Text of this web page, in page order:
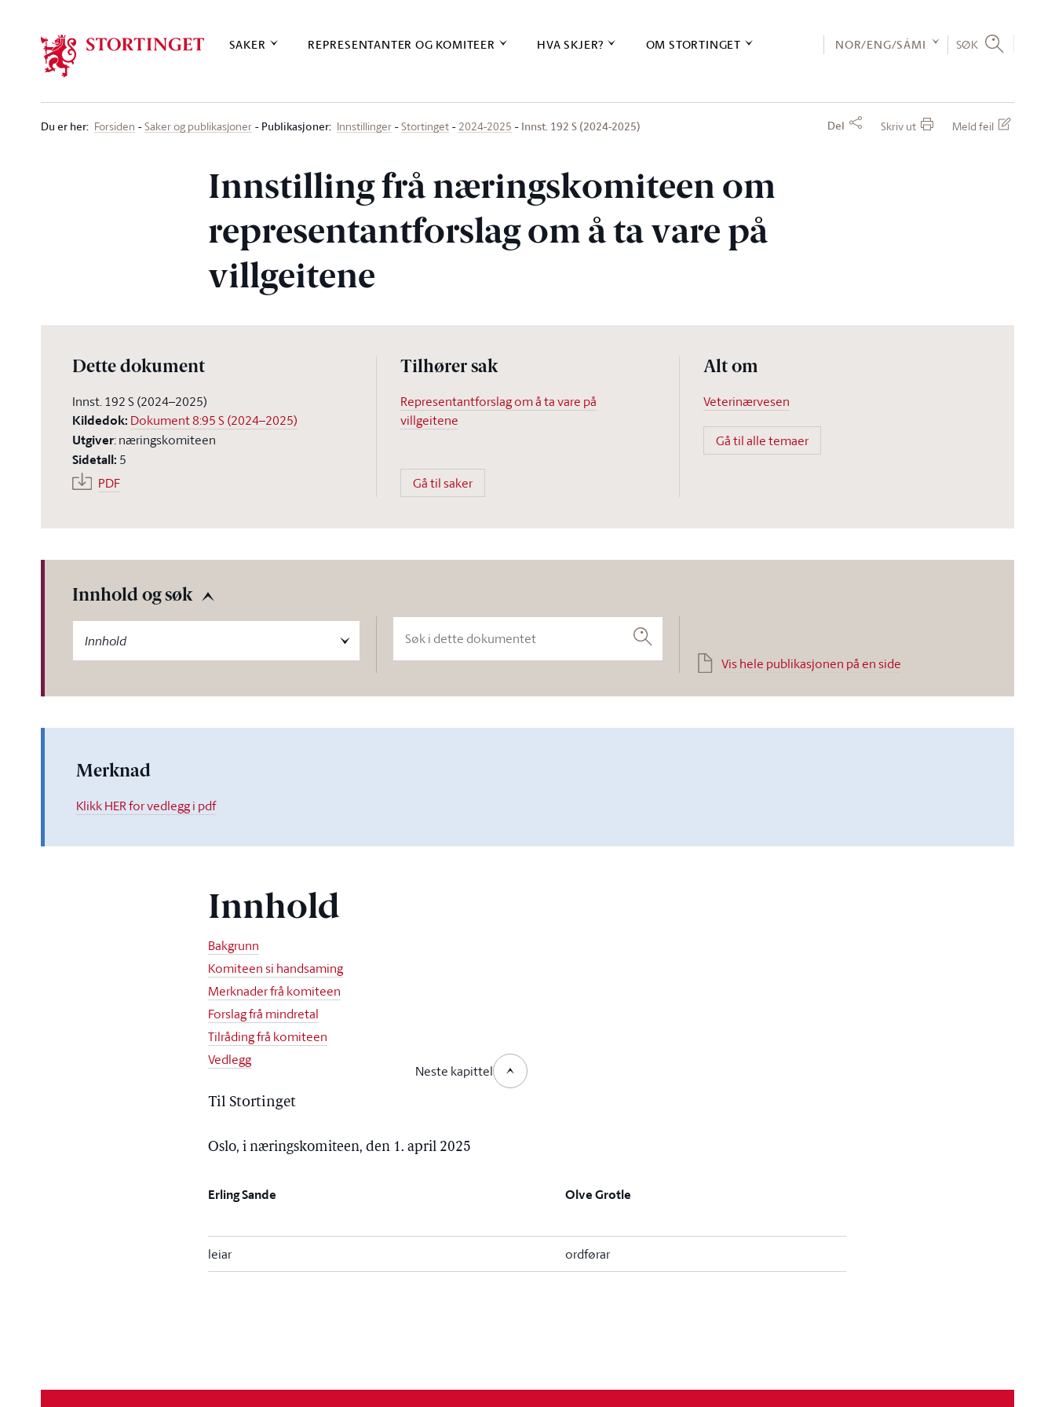
SAKER REPRESENTANTER OG KOMITEER HVA SKJER? OM STORTINGET NOR/ENG/SÁMI SØK
Du er her: Forsiden Saker og publikasjoner Publikasjoner: Innstillinger Stortinget 2024-2025 Innst. 192 S (2024-2025) Del Skriv ut Meld feil
Innstilling frå næringskomiteen om
representantforslag om å ta vare på
villgeitene
Dette dokument
Innst. 192 S (2024–2025)
Kildedok: Dokument 8:95 S (2024–2025)
Utgiver:næringskomiteen
Sidetall: 5
PDF
Tilhører sak
Representantforslag om å ta vare på
villgeitene
Gå til saker
Alt om
Veterinærvesen
Gå til alle temaer
Innhold og søk
Innhold Søk
Vis hele publikasjonen på en side
Merknad
Klikk HER for vedlegg i pdf
Innhold
Bakgrunn
Komiteen si handsaming
Merknader frå komiteen
Forslag frå mindretal
Tilråding frå komiteen
Vedlegg
Neste kapittel
Til Stortinget
Oslo, i næringskomiteen, den 1. april 2025
Erling Sande Olve Grotle
leiar ordførar